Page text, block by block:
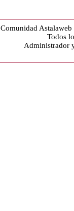
Comunidad
Todos
Administrador